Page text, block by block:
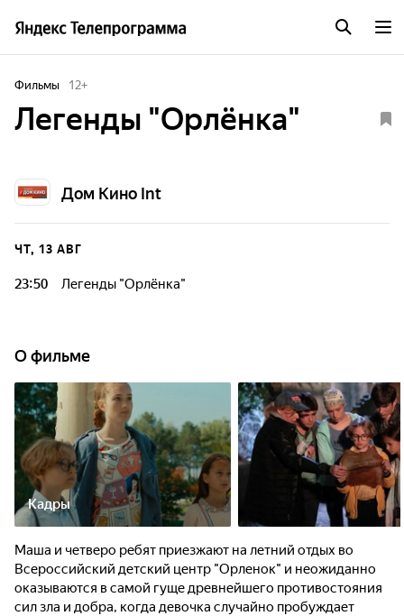
Фильмы 12+
Легенды "Орлёнка"
Дом Кино Int
ЧТ, 13 АВГ
23:50 Легенды "Орлёнка"
О фильме
Кадры
Маша и четверо ребят приезжают на летний отдых во
Всероссийский детский центр "Орленок" и неожиданно
оказываются в самой гуще древнейшего противостояния
сил зла и добра, когда девочка случайно пробуждает